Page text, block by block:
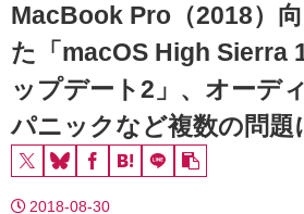
MacBook Pro（2018）
た「macOS High Sierra
ップデート2」、オーデ
パニックなど複数の問題
2018-08-30